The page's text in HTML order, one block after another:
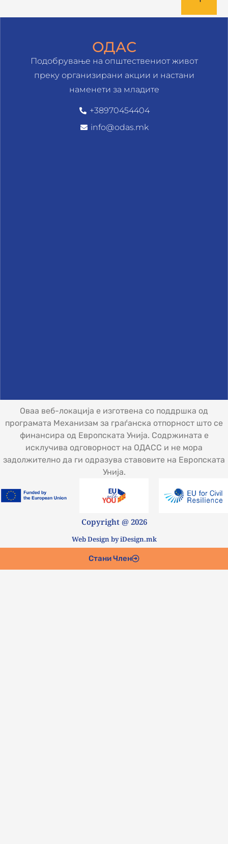
ОДАС
Подобрување на општествениот живот
преку организирани акции и настани
наменети за младите
+38970454404
info@odas.mk
Оваа веб-локација е изготвена со поддршка од
програмата Механизам за граѓанска отпорност што се
финансира од Европската Унија. Содржината е
исклучива одговорност на ОДАСС и не мора
задолжително да ги одразува ставовите на Европската
Унија.
Copyright @ 2026
Web Design by iDesign.mk
Стани Член